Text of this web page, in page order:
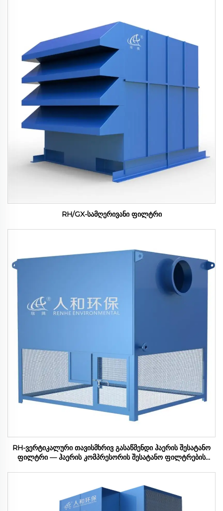
RH/GX-სამღერივანი ფილტრი
RH-ვერტიკალური თავისმხრივ გასაწმენდი ჰაერის შესატანო
ფილტრი — ჰაერის კომპრესორის შესატანო ფილტრების